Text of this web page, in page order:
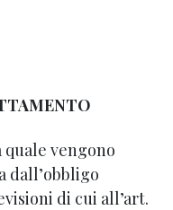
quale vengono
dall’obbligo
di cui all’art.